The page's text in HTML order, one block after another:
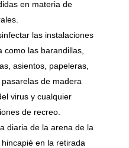
en materia de
las instalaciones
las barandillas,
asientos, papeleras,
de madera
virus y cualquier
de recreo.
diaria de la arena de la
en la retirada